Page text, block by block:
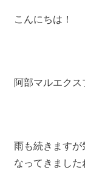
こんにちは！
阿部マルエクス
雨も続きますが
なってきました